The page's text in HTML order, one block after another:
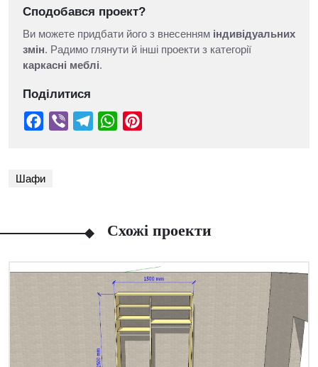
Сподобався проект?
Ви можете придбати його з внесенням індивідуальних
змін. Радимо глянути й інші проекти з категорії
каркасні меблі.
Поділитися
Facebook
ViberTelegramWhatsApp
Pinterest
Шафи
Схожі проекти